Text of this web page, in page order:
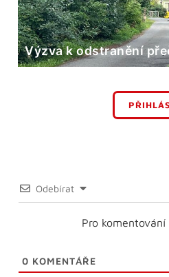
Výzva k odstranění
Odebírat
Pro
0 KOMENTÁŘE